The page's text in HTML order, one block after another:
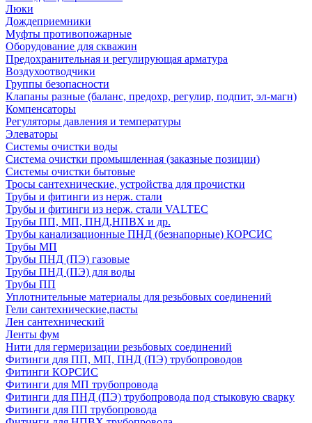
Люки
Дождеприемники
Муфты противопожарные
Оборудование для скважин
Предохранительная и регулирующая арматура
Воздухоотводчики
Группы безопасности
Клапаны разные (баланс, предохр, регулир, подпит, эл-магн)
Компенсаторы
Регуляторы давления и температуры
Элеваторы
Системы очистки воды
Система очистки промышленная (заказные позиции)
Системы очистки бытовые
Тросы сантехнические, устройства для прочистки
Трубы и фитинги из нерж. стали
Трубы и фитинги из нерж. стали VALTEC
Трубы ПП, МП, ПНД,НПВХ и др.
Трубы канализационные ПНД (безнапорные) КОРСИС
Трубы МП
Трубы ПНД (ПЭ) газовые
Трубы ПНД (ПЭ) для воды
Трубы ПП
Уплотнительные материалы для резьбовых соединений
Гели сантехнические,пасты
Лен сантехнический
Ленты фум
Нити для гермеризации резьбовых соединений
Фитинги для ПП, МП, ПНД (ПЭ) трубопроводов
Фитинги КОРСИС
Фитинги для МП трубопровода
Фитинги для ПНД (ПЭ) трубопровода под стыковую сварку
Фитинги для ПП трубопровода